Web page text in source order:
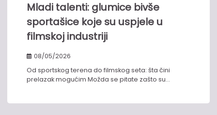
Mladi talenti: glumice bivše
sportašice koje su uspjele u
filmskoj industriji
08/05/2026
Od sportskog terena do filmskog seta: šta čini
prelazak mogućim Možda se pitate zašto su…